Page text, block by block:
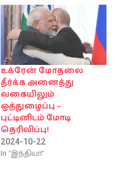
உக்ரேன் மோதலை
தீர்க்க அனைத்து
வகையிலும்
ஒத்துழைப்பு –
புட்டினிடம் மோடி
தெரிவிப்பு!
2024-10-22
In "இந்தியா"